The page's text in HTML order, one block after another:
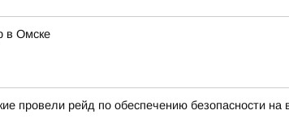
в Омске
провели рейд по обеспечению безопасности на